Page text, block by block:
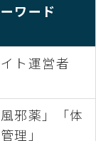
ワード
ト運営者
風邪薬」「体
理」